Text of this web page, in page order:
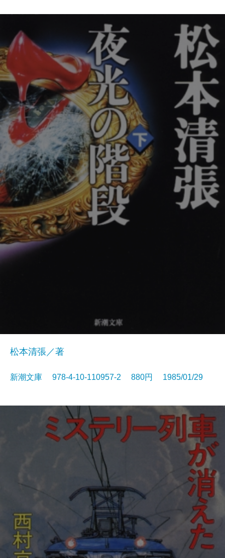
松本清張／著
新潮文庫 978-4-10-110957-2 880円 1985/01/29